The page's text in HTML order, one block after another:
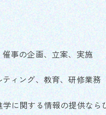
事の企画、立案、実施
ィング、教育、研修業務
に関する情報の提供なら